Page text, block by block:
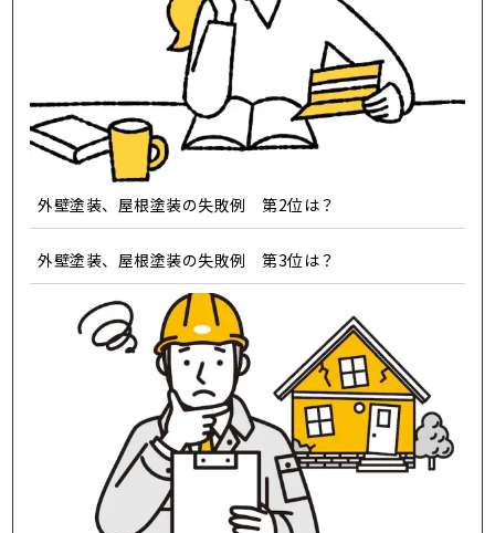
外壁塗装、屋根塗装の失敗例 第2位は？
外壁塗装、屋根塗装の失敗例 第3位は？